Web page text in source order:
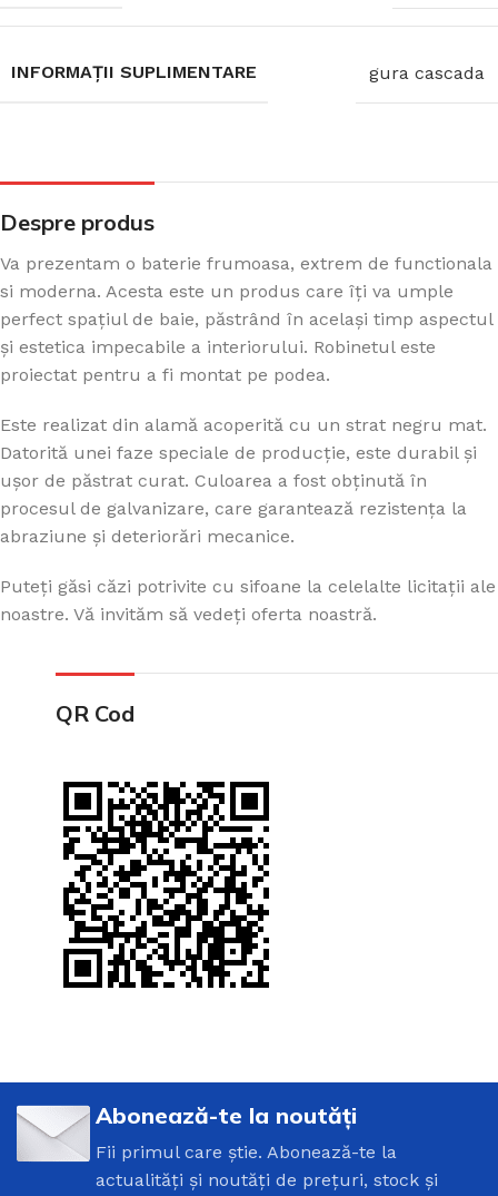
INFORMAȚII SUPLIMENTARE gura cascada
Despre produs
Va prezentam o baterie frumoasa, extrem de functionala
si moderna. Acesta este un produs care îți va umple
perfect spațiul de baie, păstrând în același timp aspectul
și estetica impecabile a interiorului. Robinetul este
proiectat pentru a fi montat pe podea.
Este realizat din alamă acoperită cu un strat negru mat.
Datorită unei faze speciale de producție, este durabil și
ușor de păstrat curat. Culoarea a fost obținută în
procesul de galvanizare, care garantează rezistența la
abraziune și deteriorări mecanice.
Puteți găsi căzi potrivite cu sifoane la celelalte licitații ale
noastre. Vă invităm să vedeți oferta noastră.
QR Cod
Abonează-te la noutăți
Fii primul care știe. Abonează-te la
actualități și noutăți de prețuri, stock și